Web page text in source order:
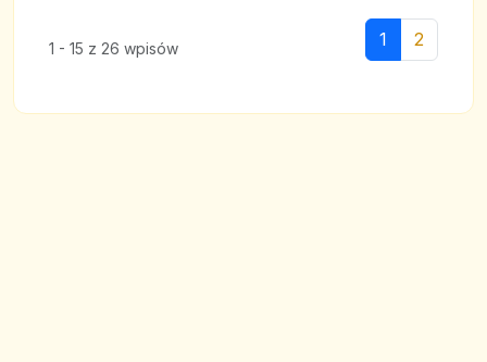
1 - 15 z 26 wpisów 1 2